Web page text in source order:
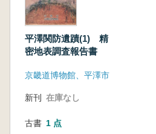
平澤関防遺蹟(1) 精
密地表調査報告書
京畿道博物館、平澤市
新刊 在庫なし
古書 1 点